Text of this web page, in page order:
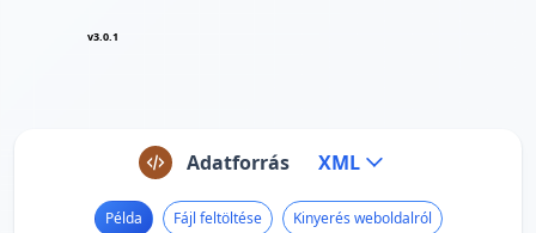
v3.0.1
Adatforrás XML
Példa Fájl feltöltése Kinyerés weboldalról